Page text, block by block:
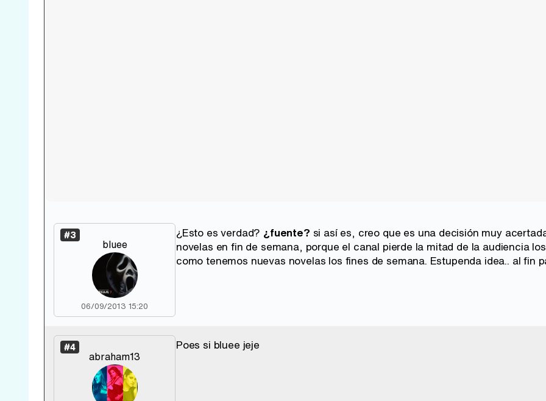
#3
bluee
06/09/2013 15:20
¿Esto es verdad? ¿fuente? si así es, creo que es una decisión muy
novelas en fin de semana, porque el canal pierde la mitad de la audiencia
como tenemos nuevas novelas los fines de semana. Estupenda idea.. al fin
#4
abraham13
Poes si bluee jeje